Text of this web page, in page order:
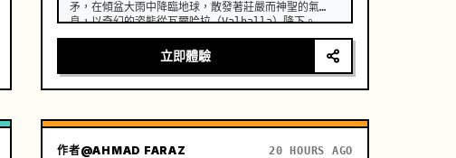
矛，在傾盆大雨中降臨地球，散發著莊嚴而神聖的氣
息，以奇幻的姿態從瓦爾哈拉（Valhalla）降下。
立即體驗
作者@AHMAD FARAZ 20 HOURS AGO